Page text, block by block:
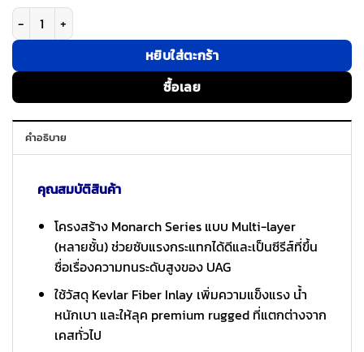
จำนวน UAG รุ่น Monarch - เคส iPad Air 13" (M3/M2) - สี Kevlar Black ชิ้น
หยิบใส่ตะกร้า
ซื้อเลย
คำอธิบาย
คุณสมบัติสินค้า
โครงสร้าง Monarch Series แบบ Multi-layer
(หลายชั้น) ช่วยซับแรงกระแทกได้ดีและเป็นซีรีส์ที่ขึ้น
ชื่อเรื่องความทนระดับสูงของ UAG
ใช้วัสดุ Kevlar Fiber Inlay เพิ่มความแข็งแรง น้ำ
หนักเบา และให้ลุค premium rugged ที่แตกต่างจาก
เคสทั่วไป